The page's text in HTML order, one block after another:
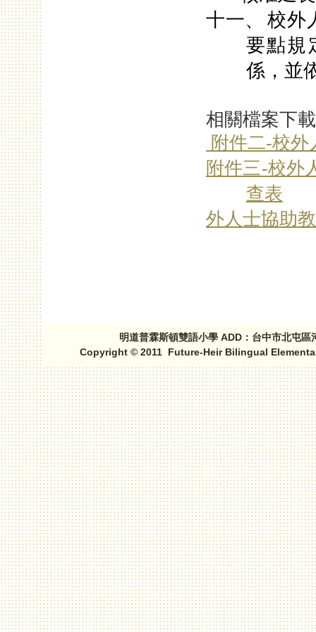
十一、
校外
要點規
係，並
相關檔案下
附件二-校
附件三-校外
查表
外人士協助
明道普霖斯頓雙語小學 ADD：台中市北屯
Copyright © 2011 Future-Heir Bilingual